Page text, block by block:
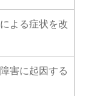
よる症状を改
害に起因する